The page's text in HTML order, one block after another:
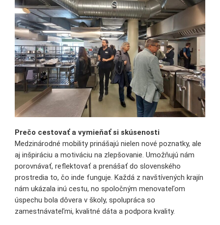
Prečo cestovať a vymieňať si skúsenosti
Medzinárodné mobility prinášajú nielen nové poznatky, ale
aj inšpiráciu a motiváciu na zlepšovanie. Umožňujú nám
porovnávať, reflektovať a prenášať do slovenského
prostredia to, čo inde funguje. Každá z navštívených krajín
nám ukázala inú cestu, no spoločným menovateľom
úspechu bola dôvera v školy, spolupráca so
zamestnávateľmi, kvalitné dáta a podpora kvality.